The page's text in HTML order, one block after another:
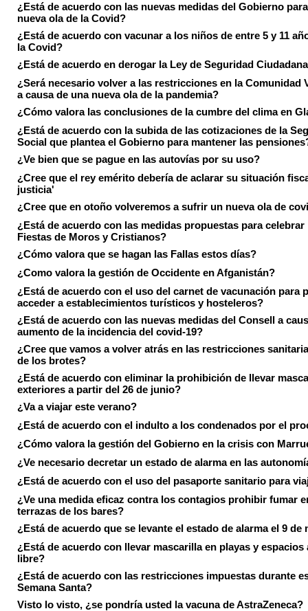
¿Está de acuerdo con las nuevas medidas del Gobierno
nueva ola de la Covid?
¿Está de acuerdo con vacunar a los niños de entre 5 y 11
la Covid?
¿Está de acuerdo en derogar la Ley de Seguridad
¿Será necesario volver a las restricciones en la Comunidad
a causa de una nueva ola de la pandemia?
¿Cómo valora las conclusiones de la cumbre del clima en
¿Está de acuerdo con la subida de las cotizaciones de la
Social que plantea el Gobierno para mantener las
¿Ve bien que se pague en las autovías por su uso?
¿Cree que el rey emérito debería de aclarar su situación
justicia'
¿Cree que en otoño volveremos a sufrir un nueva ola de
¿Está de acuerdo con las medidas propuestas para celebrar
Fiestas de Moros y Cristianos?
¿Cómo valora que se hagan las Fallas estos días?
¿Como valora la gestión de Occidente en Afganistán?
¿Está de acuerdo con el uso del carnet de vacunación para
acceder a establecimientos turísticos y hosteleros?
¿Está de acuerdo con las nuevas medidas del Consell a
aumento de la incidencia del covid-19?
¿Cree que vamos a volver atrás en las restricciones
de los brotes?
¿Está de acuerdo con eliminar la prohibición de llevar
exteriores a partir del 26 de junio?
¿Va a viajar este verano?
¿Está de acuerdo con el indulto a los condenados por el
¿Cómo valora la gestión del Gobierno en la crisis con
¿Ve necesario decretar un estado de alarma en las
¿Está de acuerdo con el uso del pasaporte sanitario para
¿Ve una medida eficaz contra los contagios prohibir fumar
terrazas de los bares?
¿Está de acuerdo que se levante el estado de alarma el 9 de
¿Está de acuerdo con llevar mascarilla en playas y espacios
libre?
¿Está de acuerdo con las restricciones impuestas durante
Semana Santa?
Visto lo visto, ¿se pondría usted la vacuna de AstraZeneca?